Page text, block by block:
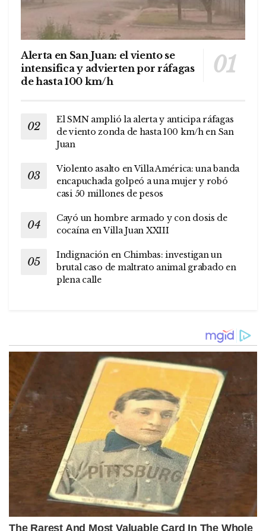
Alerta en San Juan: el viento se
intensifica y advierten por ráfagas
de hasta 100 km/h
El SMN amplió la alerta y anticipa ráfagas
de viento zonda de hasta 100 km/h en San
Juan
Violento asalto en Villa América: una banda
encapuchada golpeó a una mujer y robó
casi 50 millones de pesos
Cayó un hombre armado y con dosis de
cocaína en Villa Juan XXIII
Indignación en Chimbas: investigan un
brutal caso de maltrato animal grabado en
plena calle